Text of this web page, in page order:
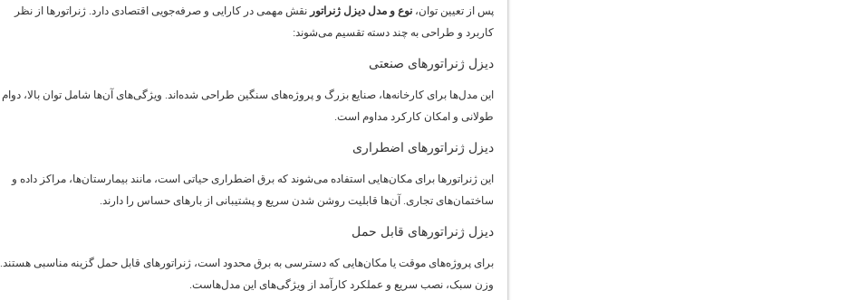
پس از تعیین توان،نوع و مدل دیزل ژنراتور نقش مهمی در کارایی و صرفه‌جویی اقتصادی دارد. ژنراتورها از نظر
کاربرد و طراحی به چند دسته تقسیم می‌شوند:
دیزل ژنراتورهای صنعتی
این مدل‌ها برای کارخانه‌ها، صنایع بزرگ و پروژه‌های سنگین طراحی شده‌اند. ویژگی‌های آن‌ها شامل توان بالا، دوام
طولانی و امکان کارکرد مداوم است.
دیزل ژنراتورهای اضطراری
این ژنراتورها برای مکان‌هایی استفاده می‌شوند که برق اضطراری حیاتی است، مانند بیمارستان‌ها، مراکز داده و
ساختمان‌های تجاری. آن‌ها قابلیت روشن شدن سریع و پشتیبانی از بارهای حساس را دارند.
دیزل ژنراتورهای قابل حمل
برای پروژه‌های موقت یا مکان‌هایی که دسترسی به برق محدود است، ژنراتورهای قابل حمل گزینه مناسبی هستند.
وزن سبک، نصب سریع و عملکرد کارآمد از ویژگی‌های این مدل‌هاست.